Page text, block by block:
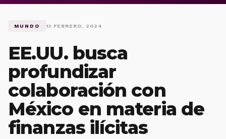
MUNDO 13 FEBRERO, 2024
EE.UU. busca
profundizar
colaboración con
México en materia de
finanzas ilícitas